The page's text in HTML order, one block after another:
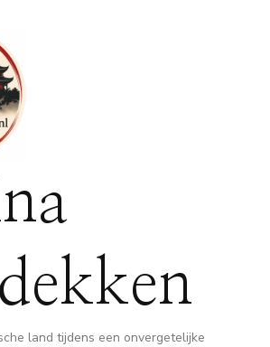
land tijdens een onvergetelijke